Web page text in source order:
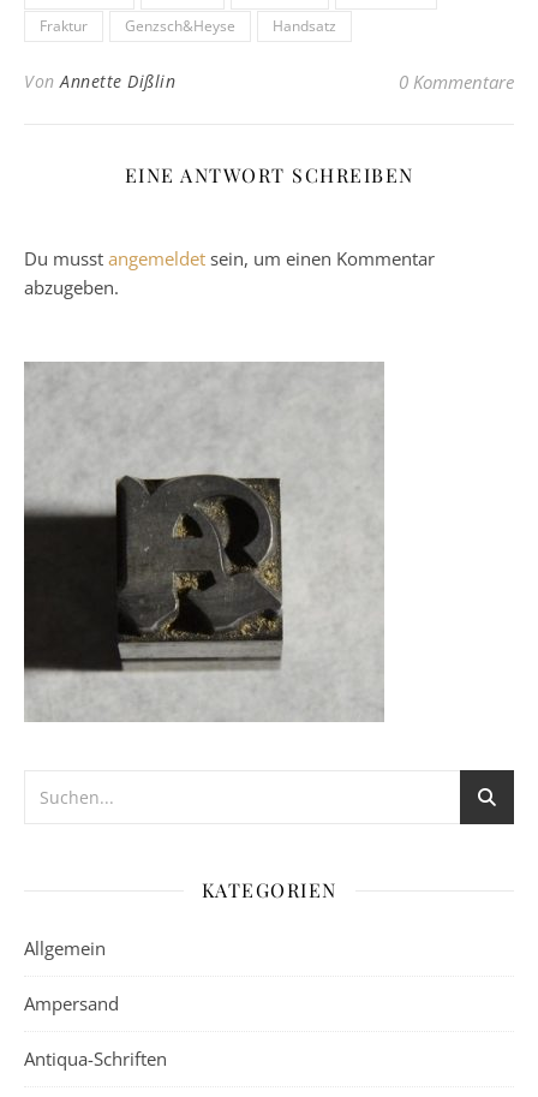
Fraktur
Genzsch&Heyse Handsatz
VonAnnette Dißlin 0 Kommentare
EINE ANTWORT SCHREIBEN
Du musst angemeldet sein, um einen Kommentar
abzugeben.
KATEGORIEN
Allgemein
Ampersand
Antiqua-Schriften